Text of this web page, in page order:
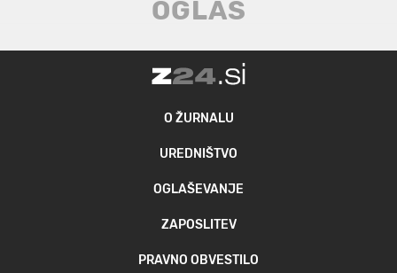
O ŽURNALU
UREDNIŠTVO
OGLAŠEVANJE
ZAPOSLITEV
PRAVNO OBVESTILO